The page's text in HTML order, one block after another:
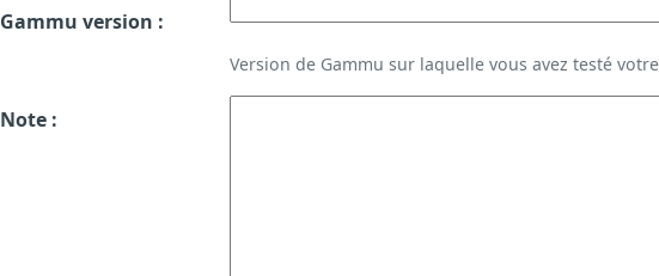
Gammu version :
Version de Gammu sur laquelle vous avez testé
Note :